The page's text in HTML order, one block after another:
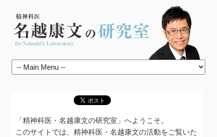
「精神科医・名越康文の研究室」へようこそ。
このサイトでは、精神科医・名越康文の活動をご覧いた